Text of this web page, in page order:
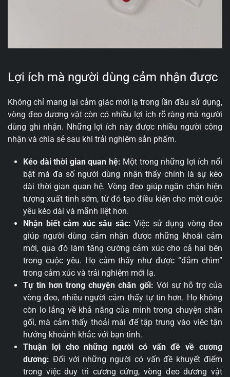
Lợi ích mà người dùng cảm nhận được
Không chỉ mang lại cảm giác mới lạ trong lần đầu sử dụng,
vòng đeo dương vật còn có nhiều lợi ích rõ ràng mà người
dùng ghi nhận. Những lợi ích này được nhiều người công
nhận và chia sẻ sau khi trải nghiệm sản phẩm.
Kéo dài thời gian quan hệ: Một trong những lợi ích nổi
bật mà đa số người dùng nhận thấy chính là sự kéo
dài thời gian quan hệ. Vòng đeo giúp ngăn chặn hiện
tượng xuất tinh sớm, từ đó tạo điều kiện cho một cuộc
yêu kéo dài và mãnh liệt hơn.
Nhận biết cảm xúc sâu sắc: Việc sử dụng vòng đeo
giúp người dùng cảm nhận được những khoái cảm
mới, qua đó làm tăng cường cảm xúc cho cả hai bên
trong cuộc yêu. Họ cảm thấy như được “đắm chìm”
trong cảm xúc và trải nghiệm mới lạ.
Tự tin hơn trong chuyện chăn gối: Với sự hỗ trợ của
vòng đeo, nhiều người cảm thấy tự tin hơn. Họ không
còn lo lắng về khả năng của mình trong chuyện chăn
gối, mà cảm thấy thoải mái để tập trung vào việc tận
hưởng khoảnh khắc với bạn tình.
Thuận lợi cho những người có vấn đề về cương
dương: Đối với những người có vấn đề khuyết điểm
trong việc duy trì cương cứng, vòng đeo dương vật